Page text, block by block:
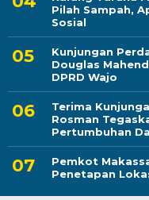
Pilah Sampah,
Sosial
Kunjungan
Douglas
DPRD Wajo
Terima
Rosman
Pertumbuhan
Pemkot
Penetapan